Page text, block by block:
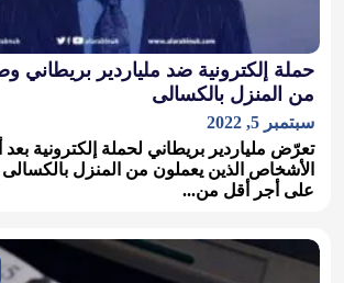
حملة إلكترونية ضد ملياردير بريطاني
من المنزل بالكسالى
سبتمبر 5, 2022
تعرّض ملياردير بريطاني لحملة إلكترونية
الأشخاص الذين يعملون من المنزل
على أجر أقل من...